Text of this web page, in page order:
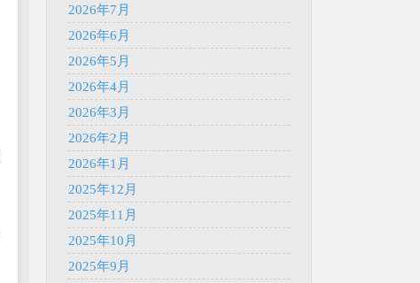
2026年7月
2026年6月
2026年5月
2026年4月
2026年3月
2026年2月
2026年1月
2025年12月
2025年11月
2025年10月
2025年9月